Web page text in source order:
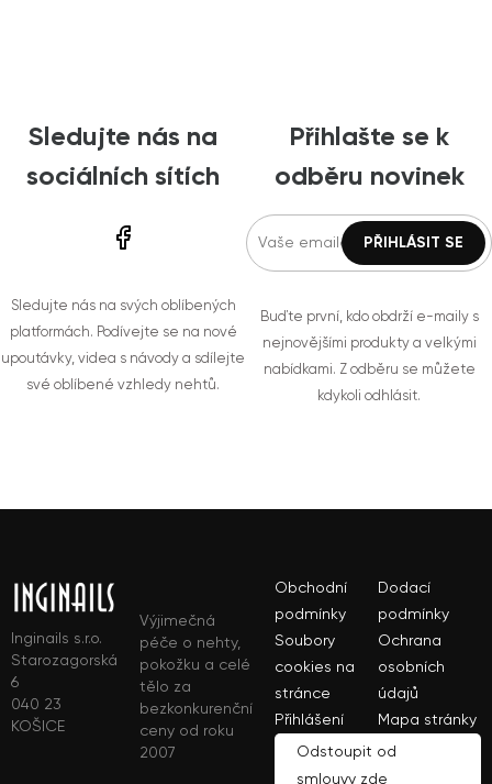
Sledujte nás na
sociálních sítích
Sledujte nás na svých oblíbených
platformách. Podívejte se na nové
upoutávky, videa s návody a sdílejte
své oblíbené vzhledy nehtů.
Přihlašte se k
odběru novinek
Buďte první, kdo obdrží e-maily s
nejnovějšími produkty a velkými
nabídkami. Z odběru se můžete
kdykoli odhlásit.
Inginails s.r.o.
Starozagorská
6
040 23
KOŠICE
Výjimečná
péče o nehty,
pokožku a celé
tělo za
bezkonkurenční
ceny od roku
2007
Obchodní
podmínky
Dodací
podmínky
Soubory
cookies na
stránce
Ochrana
osobních
údajů
Přihlášení
Mapa stránky
Odstoupit od
smlouvy zde